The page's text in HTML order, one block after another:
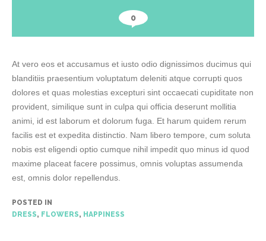
0
At vero eos et accusamus et iusto odio dignissimos ducimus qui
blanditiis praesentium voluptatum deleniti atque corrupti quos
dolores et quas molestias excepturi sint occaecati cupiditate non
provident, similique sunt in culpa qui officia deserunt mollitia
animi, id est laborum et dolorum fuga. Et harum quidem rerum
facilis est et expedita distinctio. Nam libero tempore, cum soluta
nobis est eligendi optio cumque nihil impedit quo minus id quod
maxime placeat facere possimus, omnis voluptas assumenda
est, omnis dolor repellendus.
POSTED IN
DRESS, FLOWERS, HAPPINESS